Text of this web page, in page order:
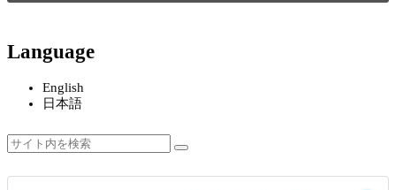
Language
English
日本語